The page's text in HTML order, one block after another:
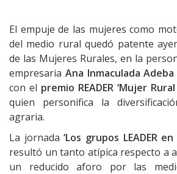
El empuje de las mujeres como
del medio rural quedó patente
de las Mujeres Rurales, en la
empresaria Ana Inmaculada Adeba
con el premio READER ‘Mujer
quien personifica la
agraria.
La jornada‘Los grupos LEADER
resultó un tanto atípica respecto a
un reducido aforo por las